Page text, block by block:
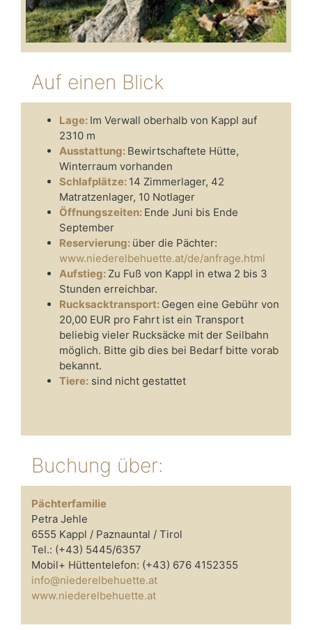
Auf einen Blick
Lage: Im Verwall oberhalb von Kappl auf
2310 m
Ausstattung: Bewirtschaftete Hütte,
Winterraum vorhanden
Schlafplätze: 14 Zimmerlager, 42
Matratzenlager, 10 Notlager
Öffnungszeiten: Ende Juni bis Ende
September
Reservierung: über die Pächter:
www.niederelbehuette.at/de/anfrage.html
Aufstieg: Zu Fuß von Kappl in etwa 2 bis 3
Stunden erreichbar.
Rucksacktransport: Gegen eine Gebühr von
20,00 EUR pro Fahrt ist ein Transport
beliebig vieler Rucksäcke mit der Seilbahn
möglich. Bitte gib dies bei Bedarf bitte vorab
bekannt.
Tiere: sind nicht gestattet
Buchung über:
Pächterfamilie
Petra Jehle
6555 Kappl / Paznauntal / Tirol
Tel.: (+43) 5445/6357
Mobil+ Hüttentelefon: (+43) 676 4152355
info@niederelbehuette.at
www.niederelbehuette.at